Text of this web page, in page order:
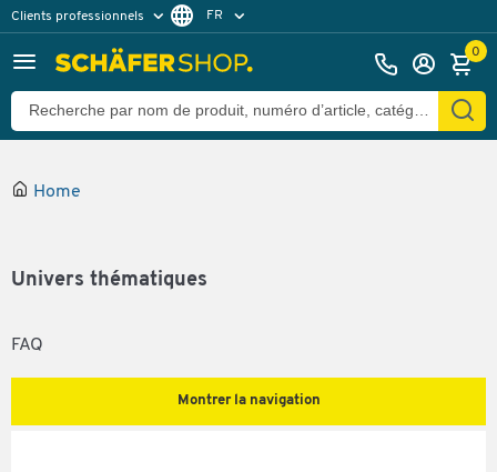
Clients professionnels
Clients particuliers
FR
0
Home
Univers thématiques
FAQ
Montrer la navigation